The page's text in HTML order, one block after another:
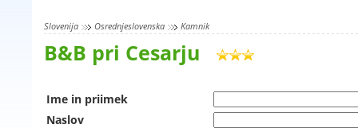
Slovenija Osrednjeslovenska Kamnik
B&B pri Cesarju
Ime in priimek
Naslov